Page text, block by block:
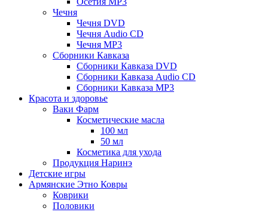
Чечня
Чечня DVD
Чечня Audio CD
Чечня MP3
Сборники Кавказа
Сборники Кавказа DVD
Сборники Кавказа Audio CD
Сборники Кавказа MP3
Красота и здоровье
Ваки Фарм
Косметические масла
100 мл
50 мл
Косметика для ухода
Продукция Наринэ
Детские игры
Армянские Этно Ковры
Коврики
Половики